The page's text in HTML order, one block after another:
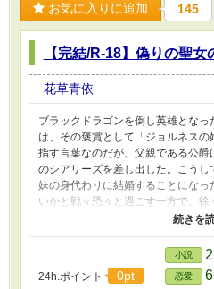
お気に入りに追加 145
【完結/R-18】偽りの聖女
花草青依
ブラックドラゴンを倒し英雄とな
は、その褒賞として「ジョルネス
指す言葉なのだが、父親である公
のシアリーズを差し出した。こうし
妹の身代わりに結婚することにな
いかと戦々恐々と過ごす一方で、
いく。 ■数年前に投稿していたも
投稿となります。改稿の作業中に
しいですが、新作（？）として、
の違いは、誤字脱字の修正および
正を行ったことと、最終話まで書
24h.ポイント 0pt
小説
恋愛